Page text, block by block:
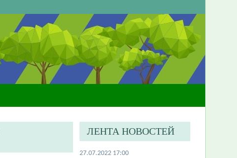
ЛЕНТА НОВОСТЕЙ
27.07.2022 17:00